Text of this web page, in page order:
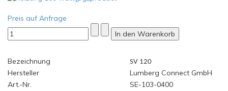
Preis auf Anfrage
Bezeichnung SV 120
Hersteller
Lumberg Connect GmbH
Art.-Nr.
SE-103-0400